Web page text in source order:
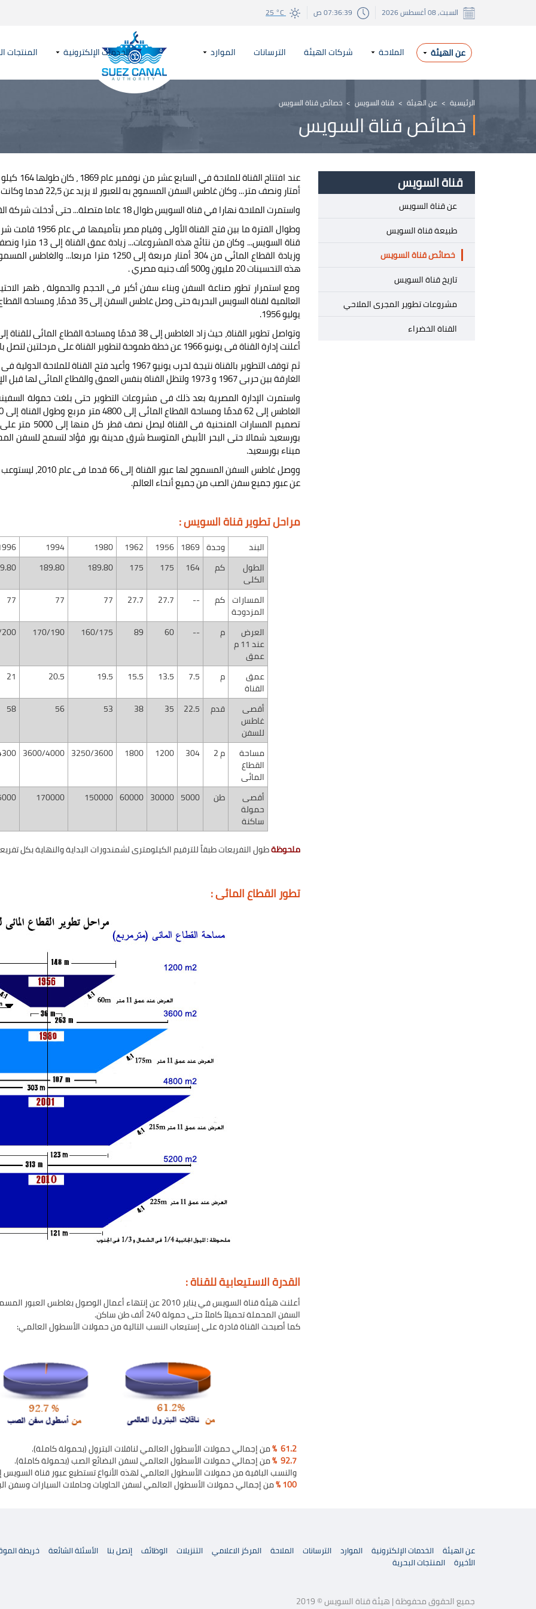
السبت, 08 أغسطس 2026 07:36:40 ص 25 °C
عن الهيئة الملاحة شركات الهيئة الترسانات الموارد الخدمات الإلكترونية المنتجات
الرئيسية > عن الهيئة > قناة السويس > خصائص قناة السويس
خصائص قناة السويس
قناة السويس
عن قناة السويس
طبيعة قناة السويس
خصائص قناة السويس
تاريخ قناة السويس
مشروعات تطوير المجرى الملاحي
القناة الخضراء
أمتار ونصف متر... وكان غاطس السفن المسموح به للعبور لا يزيد عن 22,5 قدما وكانت الملاحة لا تتم في القناة إلا نهارا فقط...
واستمرت الملاحة نهارا في قناة السويس طوال 18 عاما متصلة... حتى أدخلت شركة القناة نظام الملاحة الليلية في اليوم الأول من مارس 1887.
وطوال الفترة ما
هذه التحسينات 20 مليون و500 ألف جنيه مصري .
ومع استمرار تطور صناعة السفن وبناء سفن أكبر فى الحجم والحمولة ، ظهر
يوليو 1956.
أعلنت إدارة القناة فى يونيو 1966 عن خطة طموحة لتطوير القناة على مرحلتين لتصل بالغاطس إلى 48 ثم 58 قدمًا على التوالي.
الغارقة بين حربى 1967 و 1973 ولتظل القناة بنفس العمق والقطاع المائى لها قبل الإغلاق.
بورسعيد شمالا حتى البحر الأبيض المتوسط شرق مدينة بور فؤاد لتسمح للسفن
ميناء بورسعيد.
عن عبور جميع سفن الصب من جميع أنحاء العالم.
مراحل تطوير قناة السويس :
البند وحدة ​1869​​
1956​
​1962
​1980​
​1994
الطول
الكلى
​​كم ​164​
​175
175​
189.80​
​189.80
المسارات
المزدوجة
​​​كم​ ​--
27.7​
​27.7
​77
77​
​77
العرض
عند 11 م
عمق​​
​م​ ​--
​60
​89
160/175​
170/190​
​عمق
القناة​
​م ​7.5​
13.5
​15.5
​19.5
​20.5
​21​
أقصى
غاطس
للسفن
قدم 22.5
35​
38​
​53
​56
58​
​مساحة
القطاع
المائى
م 2 ​ 304​
1200
1800​
​3250/3600
3600/4000​
​أقصى
حمولة
ساكنة
​طن​ ​5000
​30000
60000​
​150000
​170000
ملحوظةطول التفريعات طبقاً للترقيم الكيلومترى لشمندورات البداية والنهاية بكل
تطور القطاع المائى :
القدرة الاستيعابية للقناة :
السفن المحملة تحميلاً كاملاً حتى حمولة 240 ألف طن ساكن.
كما أصبحت القناة قادرة على إستي​عاب النسب التالية من حمولات الأسطول العالمي:​
61.2 % من إجمالي حمولات الأسطول العالمي لناقلات البترول (بحمولة كاملة). ​
92.7 % من إجمالي حمولات الأسطول العالمي لسفن البضائع الصب (بحمولة كاملة).
والنسب الباقية من حمولات الأسطول العالمي لهذه الأنواع تستطيع عبور قناة
100 % من إجمالي حمولات الأسطول العالمي لسفن الحاويات وحاملات السيارات وسفن
عن الهيئة الخدمات الإلكترونية الموارد الترسانات الملاحة المركز الاعلامي التنزيلات الوظائف إتصل بنا الأسئلة الشائعة
خريطة
الأخيرة
المنتجات البحرية
جميع الحقوق محفوظة | هيئة قناة السويس © 2019